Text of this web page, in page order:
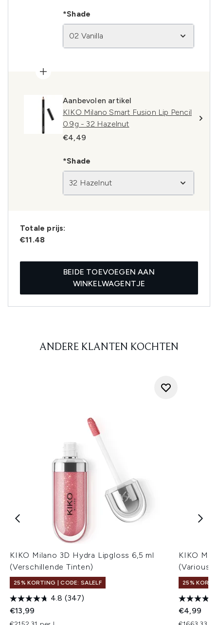
*Shade
02 Vanilla
Aanbevolen artikel
KIKO Milano Smart Fusion Lip Pencil
0.9g - 32 Hazelnut
€4,49
*Shade
32 Hazelnut
Totale prijs:
€11.48
BEIDE TOEVOEGEN AAN
WINKELWAGENTJE
ANDERE KLANTEN KOCHTEN
KIKO Milano 3D Hydra Lipgloss 6,5 ml
(Verschillende Tinten)
25% KORTING | CODE: SALELF
4.8 (347)
€13,99
KIKO
(Various
25%
€4,99